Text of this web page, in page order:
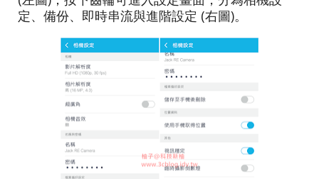
定、備份、即時串流與進階設定 (右圖)。